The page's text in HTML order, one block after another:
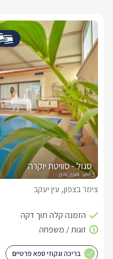
סגול - סוויטת יוקרה
צימר בצפון, עין יעקב
בריכה וגקוזי ספא פרטיים